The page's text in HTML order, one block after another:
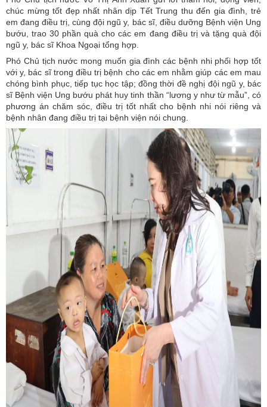
chúc mừng tốt đẹp nhất nhân dịp Tết Trung thu đến gia đình, trẻ
em đang điều trị, cùng đội ngũ y, bác sĩ, điều dưỡng Bệnh viện Ung
bướu, trao 30 phần quà cho các em đang điều trị và tặng quà đội
ngũ y, bác sĩ Khoa Ngoại tổng hợp.
Phó Chủ tịch nước mong muốn gia đình các bệnh nhi phối hợp tốt
với y, bác sĩ trong điều trị bệnh cho các em nhằm giúp các em mau
chóng bình phục, tiếp tục học tập; đồng thời đề nghị đội ngũ y, bác
sĩ Bệnh viện Ung bướu phát huy tinh thần “lương y như từ mẫu”, có
phương án chăm sóc, điều trị tốt nhất cho bệnh nhi nói riêng và
bệnh nhân đang điều trị tại bệnh viện nói chung.